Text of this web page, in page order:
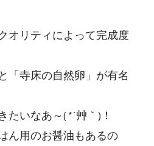
オリティによって完成度
「寺床の自然卵」が有名
いなあ～( *´艸｀)！
ん用のお醤油もあるの